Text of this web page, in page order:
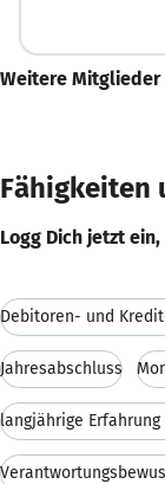
Weitere Mitglieder
Fähigkeiten
Logg Dich jetzt
Debitoren- und
Jahresabschluss
langjährige